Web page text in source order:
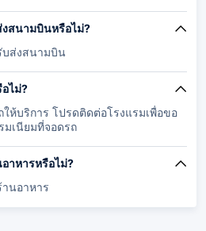
สนามบินหรือไม่?
บส่งสนามบิน
ไม่?
ห้บริการ โปรดติดต่อโรงแรมเพื่อขอ
มเนียมที่จอดรถ
าหารหรือไม่?
นอาหาร